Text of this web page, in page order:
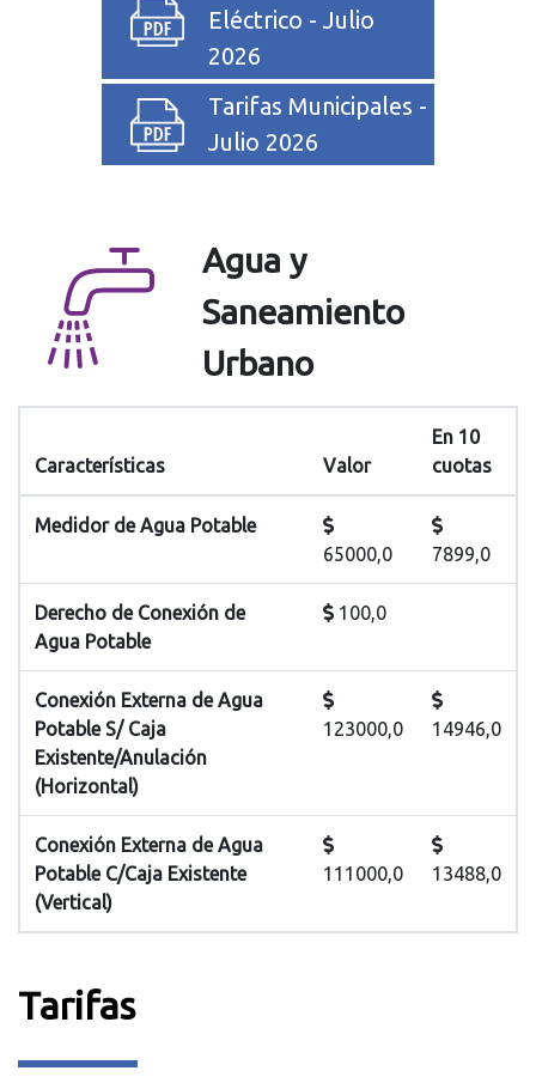
Eléctrico - Julio
2026
Tarifas Municipales -
Julio 2026
Agua y
Saneamiento
Urbano
Características Valor
En 10
cuotas
Medidor de Agua Potable
65000,0
7899,0
Derecho de Conexión de
Agua Potable
100,0
Conexión Externa de Agua
Potable S/ Caja
Existente/Anulación
(Horizontal)
123000,0 14946,0
Conexión Externa de Agua
Potable C/Caja Existente
(Vertical)
111000,0 13488,0
Tarifas